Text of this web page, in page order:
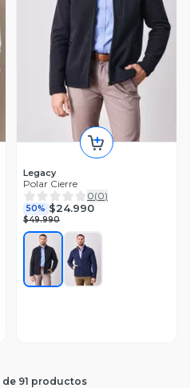
Legacy
Polar Cierre
0(0)
50% $24.990
$49.990
de 91 productos